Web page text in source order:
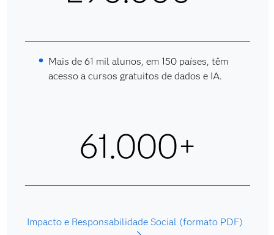
Mais de 61 mil alunos, em 150 países, têm
acesso a cursos gratuitos de dados e IA.
61.000+
Impacto e Responsabilidade Social (formato PDF)